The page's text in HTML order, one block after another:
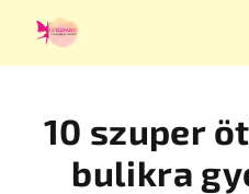
10 szuper
bulikra